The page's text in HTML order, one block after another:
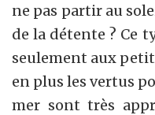
ne pas partir au
de la détente ? Ce
seulement aux
en plus les vertus
mer sont très